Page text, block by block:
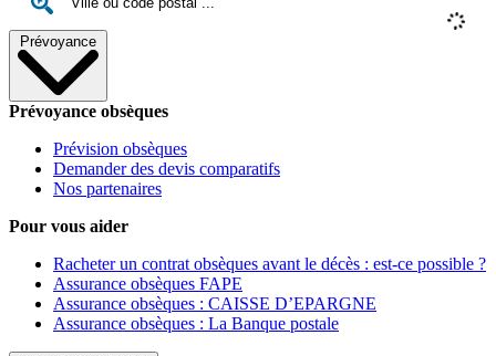
Prévoyance
Prévoyance obsèques
Prévision obsèques
Demander des devis comparatifs
Nos partenaires
Pour vous aider
Racheter un contrat obsèques avant le décès : est-ce possible ?
Assurance obsèques FAPE
Assurance obsèques : CAISSE D’EPARGNE
Assurance obsèques : La Banque postale